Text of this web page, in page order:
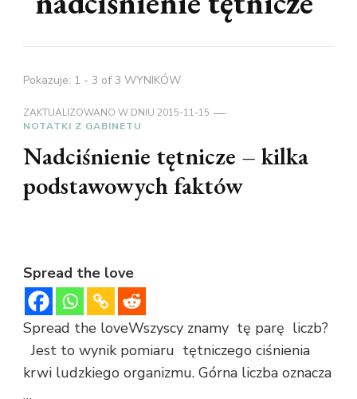
Pokazuje: 1 - 3 of 3 WYNIKÓW
ZAKTUALIZOWANO W DNIU 2015-11-15
NOTATKI Z GABINETU
Nadciśnienie tętnicze – kilka
podstawowych faktów
Spread the love
Spread the loveWszyscy znamy tę parę liczb?
Jest to wynik pomiaru tętniczego ciśnienia
krwi ludzkiego organizmu. Górna liczba oznacza
…